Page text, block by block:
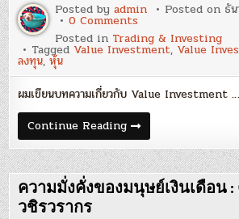
Posted byadmin Posted on ธั
0 Comments
แก่น
ของ
VI
ดร.นิเวศน์
เหม
วชิร
ว
รากร
Posted in Trading & Investing
Tagged Value Investment, Value
ลงทุน,หุ้น
ผมเขียนบทความเกี่ยวกับ Value Investment …
Continue Readingแก่น
ของ
VI
:
ดร.นิเวศน์
เหม
วชิร
ความมั่งคั่งของมนุษย์เงินเดือน :
วชิรวรากร